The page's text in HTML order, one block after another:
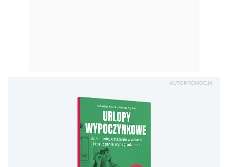
AUTOPROMOCJA